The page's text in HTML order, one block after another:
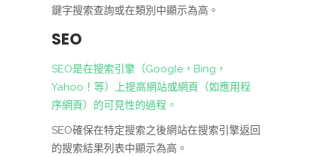
鍵字搜索查詢或在類別中顯示為高。
SEO
SEO是在搜索引擎（Google，Bing，
Yahoo！等）上提高網站或網頁（如應用程
序網頁）的可見性的過程。
SEO確保在特定搜索之後網站在搜索引擎返回
的搜索結果列表中顯示為高。